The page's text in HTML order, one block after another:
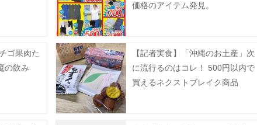
価格のアイテム発見。
ゴ果肉た
の飲み
【記者実食】「沖縄のお土産」次
に流行るのはコレ！ 500円以内で
買えるネクストブレイク商品